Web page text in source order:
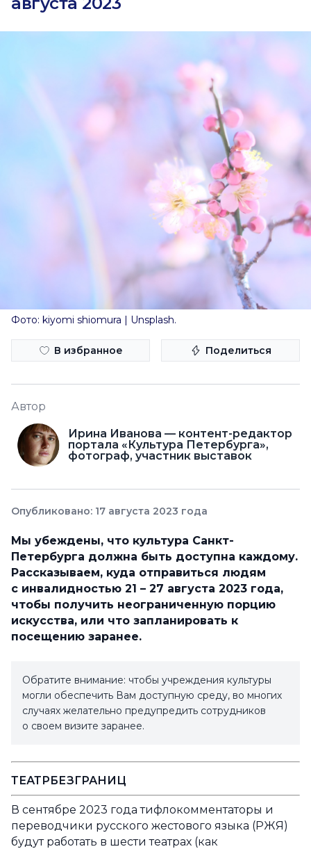
Фото: kiyomi shiomura | Unsplash.
В избранное Поделиться
Автор
Ирина Иванова — контент-редактор
портала «Культура Петербурга»,
фотограф, участник выставок
Опубликовано: 17 августа 2023 года
Мы убеждены, что культура Санкт-
Петербурга должна быть доступна каждому.
Рассказываем, куда отправиться людям
с инвалидностью 21 – 27 августа 2023 года,
чтобы получить неограниченную порцию
искусства, или что запланировать к
посещению заранее.
Обратите внимание: чтобы учреждения культуры
могли обеспечить Вам доступную среду, во многих
случаях желательно предупредить сотрудников
о своем визите заранее.
ТЕАТРБЕЗГРАНИЦ
В сентябре 2023 года тифлокомментаторы и
переводчики русского жестового языка (РЖЯ)
будут работать в шести театрах (как